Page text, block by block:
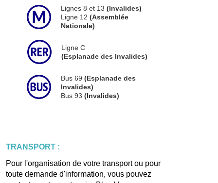
Lignes 8 et 13 (Invalides)
Ligne 12 (Assemblée
Nationale)
Ligne C
(Esplanade des Invalides)
Bus 69 (Esplanade des
Invalides)
Bus 93 (Invalides)
TRANSPORT :
Pour l'organisation de votre transport ou pour
toute demande d'information, vous pouvez